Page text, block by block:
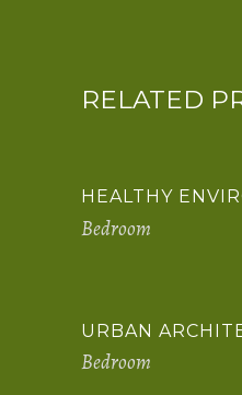
RELATED
HEALTHY
Bedroom
URBAN
Bedroom